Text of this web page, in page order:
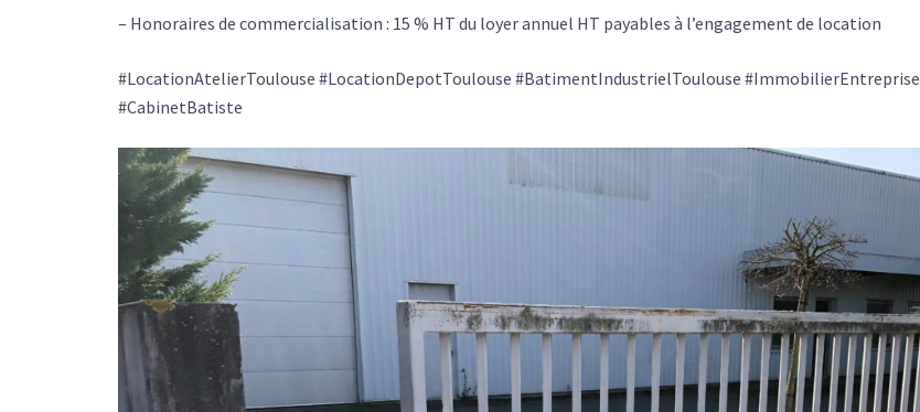
– Honoraires de commercialisation : 15 % HT du loyer annuel HT payables à l’engagement de location
#LocationAtelierToulouse #LocationDepotToulouse #BatimentIndustrielToulouse #ImmobilierEntreprise
#CabinetBatiste